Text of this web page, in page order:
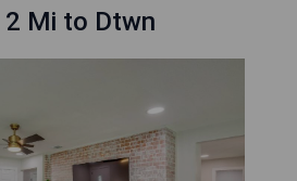
Mi to Dtwn